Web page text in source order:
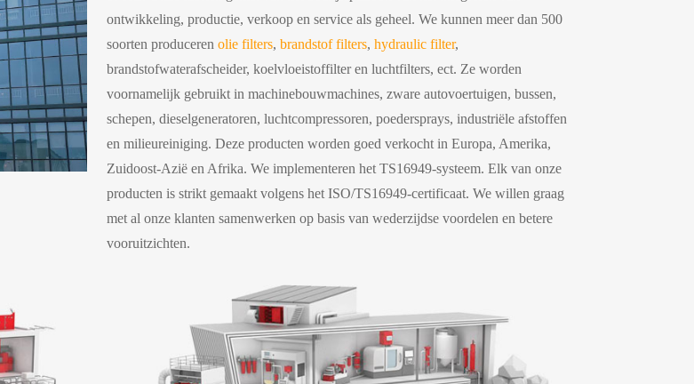
ontwikkeling, productie, verkoop en service als geheel. We kunnen meer dan 500
soorten produceren olie filters, brandstof filters, hydraulic filter,
brandstofwaterafscheider, koelvloeistoffilter en luchtfilters, ect. Ze worden
voornamelijk gebruikt in machinebouwmachines, zware autovoertuigen, bussen,
schepen, dieselgeneratoren, luchtcompressoren, poedersprays, industriële afstoffen
en milieureiniging. Deze producten worden goed verkocht in Europa, Amerika,
Zuidoost-Azië en Afrika. We implementeren het TS16949-systeem. Elk van onze
producten is strikt gemaakt volgens het ISO/TS16949-certificaat. We willen graag
met al onze klanten samenwerken op basis van wederzijdse voordelen en betere
vooruitzichten.